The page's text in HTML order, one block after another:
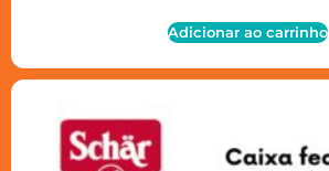
Adicionar ao carrinho